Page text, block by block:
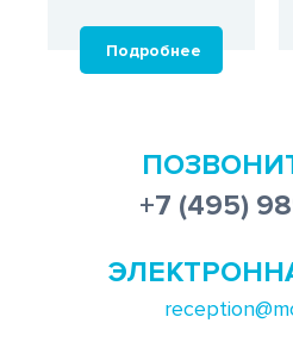
Подробнее
+7 (495)